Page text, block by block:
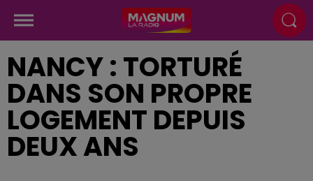
NANCY : TORTURÉ
DANS SON PROPRE
LOGEMENT DEPUIS
DEUX ANS